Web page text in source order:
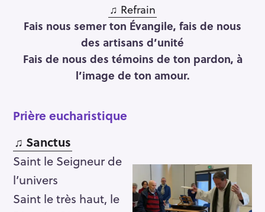
♫ Refrain
Fais nous semer ton Évangile, fais de nous
des artisans d’unité
Fais de nous des témoins de ton pardon, à
l’image de ton amour.
Prière eucharistique
♫ Sanctus
Saint le Seigneur de
l’univers
Saint le très haut, le